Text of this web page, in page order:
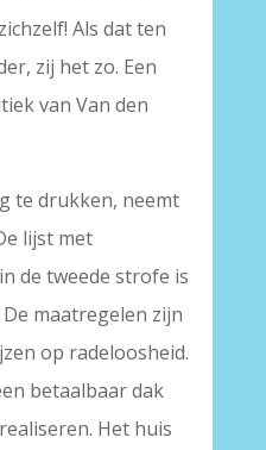
Als dat ten
zij het zo. Een
van Van den
te drukken, neemt
lijst met
de tweede strofe is
maatregelen zijn
op radeloosheid.
betaalbaar dak
Het huis